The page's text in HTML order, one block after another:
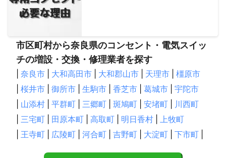
市区町村から奈良県のコンセント・電気スイッ
チの増設・交換・修理業者を探す
奈良市 大和高田市 大和郡山市 天理市
橿原市
桜井市 御所市 生駒市 香芝市 葛城市
宇陀市
山添村 平群町 三郷町 斑鳩町 安堵町
川西町
三宅町 田原本町 高取町 明日香村
上牧町
王寺町 広陵町 河合町 吉野町 大淀町 下市町